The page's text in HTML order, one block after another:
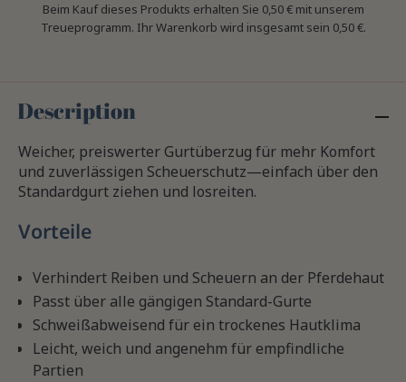
Beim Kauf dieses Produkts erhalten Sie 0,50 €mit unserem
Treueprogramm. Ihr Warenkorb wird insgesamt sein 0,50 €.
Description
Weicher, preiswerter Gurtüberzug für mehr Komfort
und zuverlässigen Scheuerschutz—einfach über den
Standardgurt ziehen und losreiten.
Vorteile
Verhindert Reiben und Scheuern an der Pferdehaut
Passt über alle gängigen Standard-Gurte
Schweißabweisend für ein trockenes Hautklima
Leicht, weich und angenehm für empfindliche
Partien